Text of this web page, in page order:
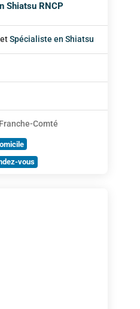
Shiatsu RNCP
etSpécialiste en Shiatsu
Comté
vous